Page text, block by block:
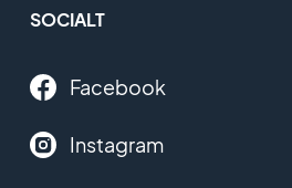
SOCIALT
Facebook
Instagram